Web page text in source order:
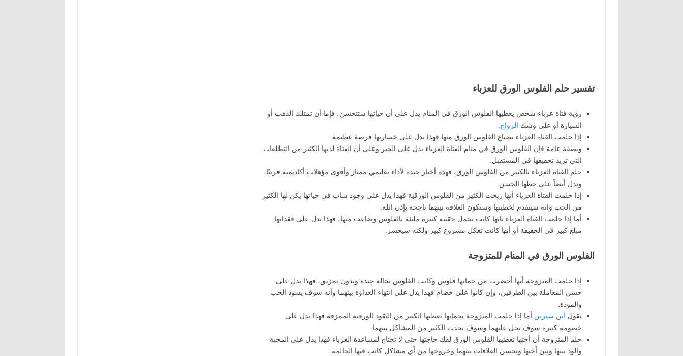
تفسير حلم الفلوس الورق للعزباء
رؤية فتاة عزباء شخص يعطيها الفلوس الورق في المنام يدل على أن حياتها ستتحسن، فإما أن تمتلك الذهب أو
السيارة أو على وشك الزواج.
إذا حلمت الفتاة العزباء بضياع الفلوس الورق منها فهذا يدل على خسارتها فرصة عظيمة.
وبصفة عامة فإن الفلوس الورق في منام الفتاة العزباء يدل على الخير وعلى أن الفتاة لديها الكثير من التطلعات
التي تريد تحقيقها في المستقبل.
حلم الفتاة العزباء بالكثير من الفلوس الورق، فهذه أخبار جيدة لأداء تعليمي ممتاز وأقوى مؤهلات أكاديمية قريبًا،
ويدل أيضاً على حظها الحسن.
إذا حلمت الفتاة العزباء أنها ربحت الكثير من الفلوس الورقية فهذا يدل على وجود شاب في حياتها يكن لها الكثير
من الحب وانه سيتقدم لخطبتها وستكون العلاقة بينهما ناجحة بإذن الله.
أما إذا حلمت الفتاة العزباء بانها كانت تحمل حقيبة كبيرة مليئة بالفلوس وضاعت منها، فهذا يدل على فقدانها
مبلغ كبير في الحقيقة أو أنها كانت تعكل مشروع كبير ولكنه سيخسر.
الفلوس الورق في المنام للمتزوجة
إذا حلمت المتزوجة أنها أحضرت من حماتها فلوس وكانت الفلوس بحالة جيدة وبدون تمزيق، فهذا يدل على
حسن المعاملة بين الطرفين، وإن كانوا على خصام فهذا يدل على انتهاء العداوة بينهما وأنه سوف يسود الحب
والمودة.
يقول ابن سيرين أما إذا حلمت المتزوجة بحماتها تعطيها الكثير من النقود الورقية الممزقة فهذا يدل على
خصومة كبيرة سوف تحل عليهما وسوف تحدث الكثير من المشاكل بينهما.
حلم المتزوجة أن أختها تعطيها الفلوس الورق لفك حاجتها حتى لا تحتاج لمساعدة الغرباء فهذا يدل على المحبة
والود بينها وبين أختها وتحسن العلاقات بينهما وخروجها من أي مشاكل كانت فيها الحالمة.